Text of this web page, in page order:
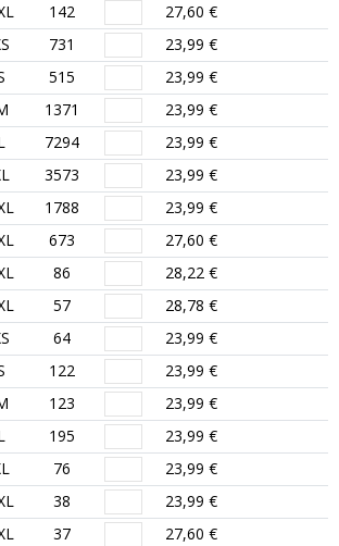
142 27,60 €
731
23,99 €
515
23,99 €
1371
23,99 €
7294
23,99 €
3573
23,99 €
1788
23,99 €
673
27,60 €
86
28,22 €
57 28,78 €
64
23,99 €
122
23,99 €
123
23,99 €
195
23,99 €
76
23,99 €
38
23,99 €
37 27,60 €